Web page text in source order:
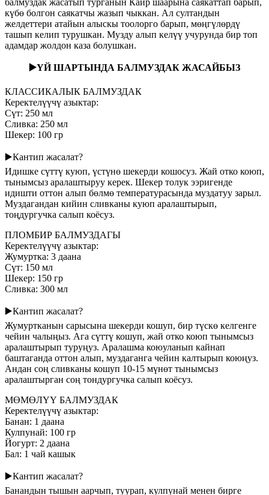
күбө болгон саякатчы жазып чыккан. Ал султандын
желдеттери атайын алыскы тоолорго барып, мөңгүлөрдү
ташып келип турушкан. Музду алып келүү учурунда бир топ
адамдар жолдон каза болушкан.
▶️ҮЙ ШАРТЫНДА БАЛМУЗДАК ЖАСАЙБЫЗ
КЛАССИКАЛЫК БАЛМУЗДАК
Керектелүүчү азыктар:
Сүт: 250 мл
Сливка: 250 мл
Шекер: 100 гр
▶️Кантип жасалат?
Идишке сүттү куюп, үстүнө шекерди кошосуз. Жай отко коюп,
тынымсыз аралаштыруу керек. Шекер толук ээригенде
идишти оттон алып бөлмө температурасында муздатуу зарыл.
Муздагандан кийин сливканы куюп аралаштырып,
тоңдургучка салып коёсуз.
ПЛОМБИР БАЛМУЗДАГЫ
Керектелүүчү азыктар:
Жумуртка: 3 даана
Сүт: 150 мл
Шекер: 150 гр
Сливка: 300 мл
▶️Кантип жасалат?
Жумуртканын сарысына шекерди кошуп, бир түскө келгенге
чейин чалыңыз. Ага сүттү кошуп, жай отко коюп тынымсыз
аралаштырып туруңуз. Аралашма коюуланып кайнап
баштаганда оттон алып, муздаганга чейин калтырып коюңуз.
Андан соң сливканы кошуп 10-15 мүнөт тынымсыз
аралаштырган соң тондургучка салып коёсуз.
МӨМӨЛҮҮ БАЛМУЗДАК
Керектелүүчү азыктар:
Банан: 1 даана
Кулпунай: 100 гр
Йогурт: 2 даана
Бал: 1 чай кашык
▶️Кантип жасалат?
Банандын тышын аарчып, туурап, кулпунай менен бирге